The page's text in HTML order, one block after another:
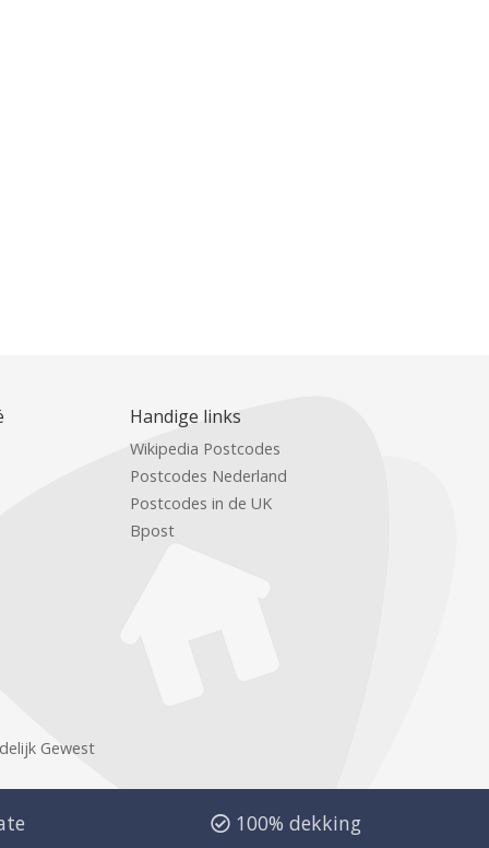
Gewest
Handige links
Wikipedia Postcodes
Postcodes Nederland
Postcodes in de UK
Bpost
100% dekking